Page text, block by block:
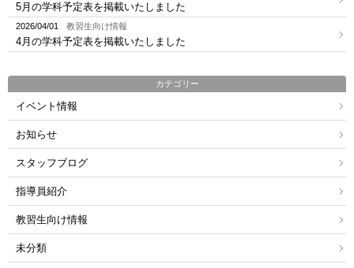
5月の学科予定表を掲載いたしました
2026/04/01 教習生向け情報
4月の学科予定表を掲載いたしました
カテゴリー
イベント情報
お知らせ
スタッフブログ
指導員紹介
教習生向け情報
未分類